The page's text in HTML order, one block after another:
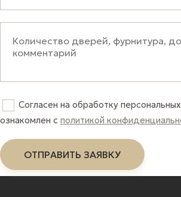
Согласен на обработку
ознакомлен c политикой